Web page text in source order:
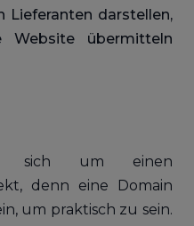
Lieferanten darstellen,
Website übermitteln
sich um einen
denn eine Domain
um praktisch zu sein.